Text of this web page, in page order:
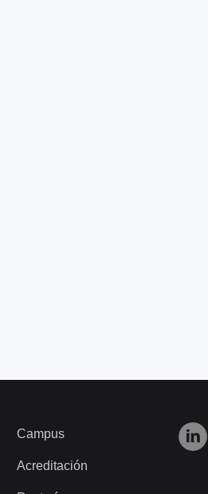
Campus
Acreditación